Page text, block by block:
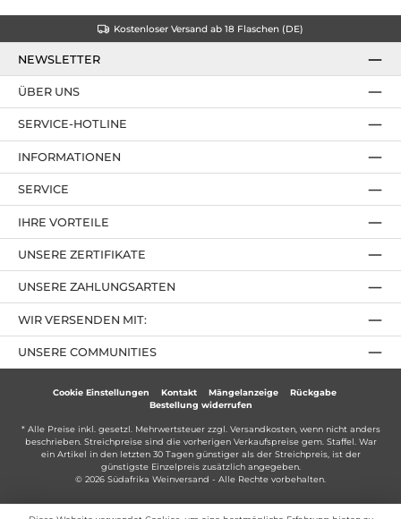
Kostenloser Versand ab 18 Flaschen (DE)
NEWSLETTER
SERVICE-HOTLINE
IHRE VORTEILE
UNSERE ZAHLUNGSARTEN
ÜBER UNS
UNSERE ZERTIFIKATE
INFORMATIONEN
SERVICE
UNSERE COMMUNITIES
WIR VERSENDEN MIT:
Cookie Einstellungen Kontakt Mängelanzeige
Rückgabe
Bestellung widerrufen
* Alle Preise inkl. gesetzl. Mehrwertsteuer zzgl. Versandkosten, wenn nicht anders
beschrieben. Streichpreise sind die vorherigen Verkaufspreise gem. Staffel. War
ein Artikel in den letzten 30 Tagen günstiger als der Streichpreis, ist der
günstigste Einzelpreis zusätzlich angegeben.
© 2026 Südafrika Weinversand - Alle Rechte vorbehalten.